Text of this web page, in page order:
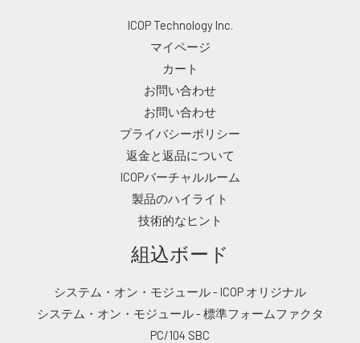
ICOP Technology Inc.
マイページ
カート
お問い合わせ
お問い合わせ
プライバシーポリシー
返金と返品について
ICOPバーチャルルーム
製品のハイライト
技術的なヒント
組込ボード
システム・オン・モジュール - ICOP オリジナル
システム・オン・モジュール - 標準フォームファクタ
PC/104 SBC